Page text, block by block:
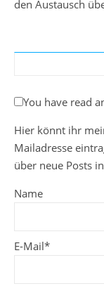
den Austausch
You have read
Hier könnt ihr
Mailadresse
über neue Posts
Name
E-Mail*